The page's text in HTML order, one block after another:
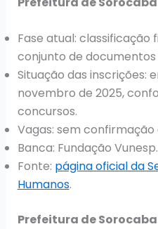
Fase atual: classificação
conjunto de
Situação das inscrições:
novembro de 2025,
concursos.
Vagas: sem
Banca: Fundação Vunesp.
Fonte: página oficial da
Humanos.
Prefeitura de Sorocaba: